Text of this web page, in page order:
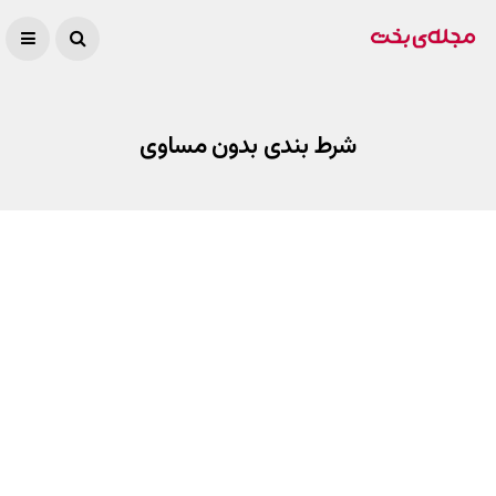
شرط بندی بدون مساوی